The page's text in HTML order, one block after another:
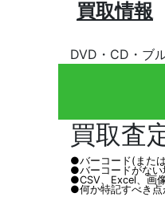
買取情報
DVD・CD・ブ
買取査
●バーコード(また
●バーコードがない
●CSV、Excel、画
●何か特記すべき点